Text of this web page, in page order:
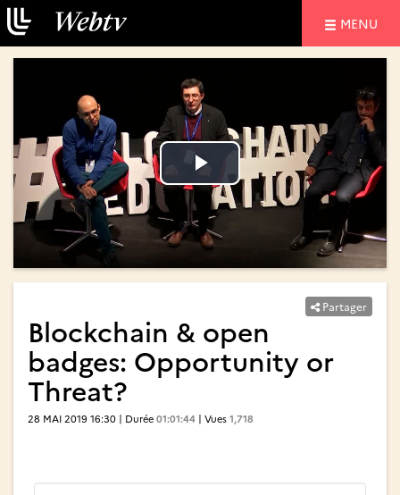
MENU
Lire
la
vidéo
Lire
la
vidéo
Partager
Blockchain & open
badges: Opportunity or
Threat?
28 MAI 2019 16:30 | Durée 01:01:44 | Vues 1,718